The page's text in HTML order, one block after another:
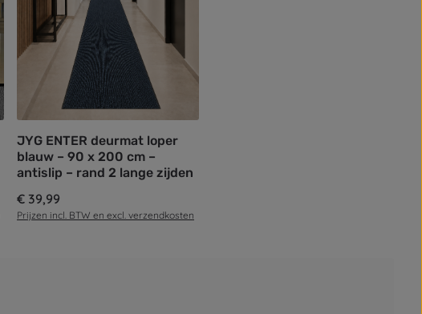
In de winkelmand
JYG ENTER deurmat loper
blauw – 90 x 200 cm –
antislip – rand 2 lange zijden
Normale prijs:
€ 39,99
Prijzen incl. BTW en excl. verzendkosten